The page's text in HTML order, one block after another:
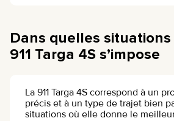
Dans quelles
911 Targa 4S s’impose
La 911 Targa 4S correspond à un
précis et à un type de trajet bien
situations où elle donne le